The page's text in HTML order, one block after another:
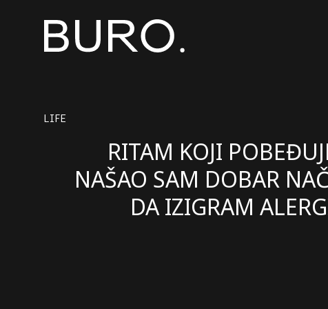
LIFE
RITAM KOJI
NAŠAO SAM DOBAR
DA IZIGRAM